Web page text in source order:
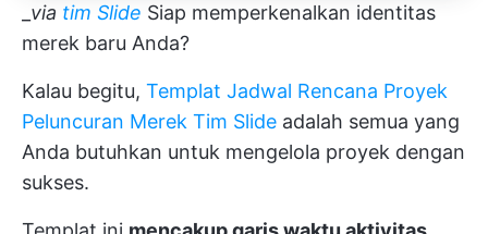
via tim Slide Siap memperkenalkan identitas
merek baru Anda?
Kalau begitu, Templat Jadwal Rencana Proyek
Peluncuran Merek Tim Slide adalah semua yang
Anda butuhkan untuk mengelola proyek dengan
sukses.